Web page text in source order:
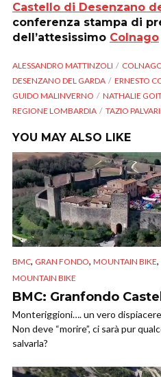
Castello di Desenzano
conferenza stampa di
dell’attesissimo Colnago
ALESSANDRO MATTINZOLI
DESENZANO DEL GARDA
ERNESTO
GUIDO MALINVERNO
NATHALIE
REGIONE LOMBARDIA
TAZIO
YOU MAY ALSO LIKE
BMC, GRAN FONDO, MOUNTAIN BIKE,
MOUNTAIN BIKE
BMC: Granfondo
Monteriggioni…. un vero
Non deve “morire”, ci sarà pur
salvarla?